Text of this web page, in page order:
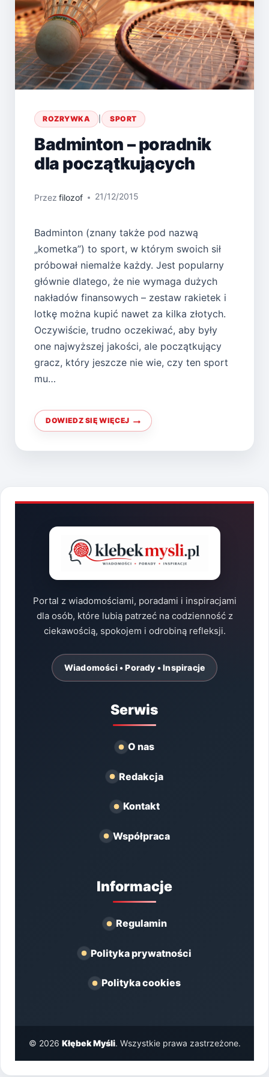
ROZRYWKA | SPORT
Badminton – poradnik
dla początkujących
Przez filozof 21/12/2015
Badminton (znany także pod nazwą
„kometka”) to sport, w którym swoich sił
próbował niemalże każdy. Jest popularny
głównie dlatego, że nie wymaga dużych
nakładów finansowych – zestaw rakietek i
lotkę można kupić nawet za kilka złotych.
Oczywiście, trudno oczekiwać, aby były
one najwyższej jakości, ale początkujący
gracz, który jeszcze nie wie, czy ten sport
mu…
DOWIEDZ SIĘ WIĘCEJ
BADMINTON
–
POCZĄTKUJĄCYCH
Portal z wiadomościami, poradami i inspiracjami
dla osób, które lubią patrzeć na codzienność z
ciekawością, spokojem i odrobiną refleksji.
Wiadomości • Porady • Inspiracje
Serwis
O nas
Redakcja
Kontakt
Współpraca
Informacje
Regulamin
Polityka prywatności
Polityka cookies
© 2026 Kłębek Myśli. Wszystkie prawa zastrzeżone.